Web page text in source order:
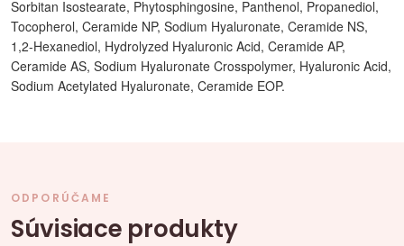
Sorbitan Isostearate, Phytosphingosine, Panthenol, Propanediol,
Tocopherol, Ceramide NP, Sodium Hyaluronate, Ceramide NS,
1,2-Hexanediol, Hydrolyzed Hyaluronic Acid, Ceramide AP,
Ceramide AS, Sodium Hyaluronate Crosspolymer, Hyaluronic Acid,
Sodium Acetylated Hyaluronate, Ceramide EOP.
ODPORÚČAME
Súvisiace produkty